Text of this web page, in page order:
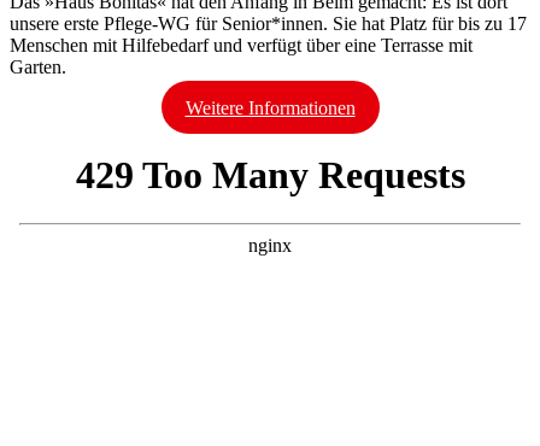
unsere erste Pflege-WG für Senior*innen. Sie hat Platz für bis zu 17
Menschen mit Hilfebedarf und verfügt über eine Terrasse mit
Garten.
Weitere Informationen